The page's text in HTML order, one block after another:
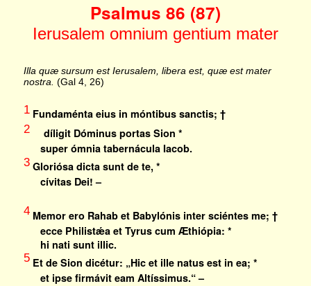
Psalmus 86 (87)
Ierusalem omnium gentium mater
Illa quæ sursum est Ierusalem, libera est, quæ est mater
nostra. (Gal 4, 26)
1Fundaménta eius in móntibus sanctis; †
2díligit Dóminus portas Sion *
super ómnia tabernácula Iacob.
3Gloriósa dicta sunt de te, *
cívitas Dei! –
4Memor ero Rahab et Babylónis inter sciéntes me; †
ecce Philistǽa et Tyrus cum Æthiópia: *
hi nati sunt illic.
5Et de Sion dicétur: „Hic et ille natus est in ea; *
et ipse firmávit eam Altíssimus.“ –